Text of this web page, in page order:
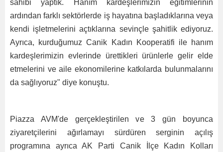
sahibi yaptık. Hanım kardeşlerimizin eğitimlerinin
ardından farklı sektörlerde iş hayatına başladıklarına veya
kendi işletmelerini açtıklarına sevinçle şahitlik ediyoruz.
Ayrıca, kurduğumuz Canik Kadın Kooperatifi ile hanım
kardeşlerimizin evlerinde ürettikleri ürünlerle gelir elde
etmelerini ve aile ekonomilerine katkılarda bulunmalarını
da sağlıyoruz" diye konuştu.
Piazza AVM'de gerçekleştirilen ve 3 gün boyunca
ziyaretçilerini ağırlamayı sürdüren serginin açılış
programına ayrıca AK Parti Canik İlçe Kadın Kolları